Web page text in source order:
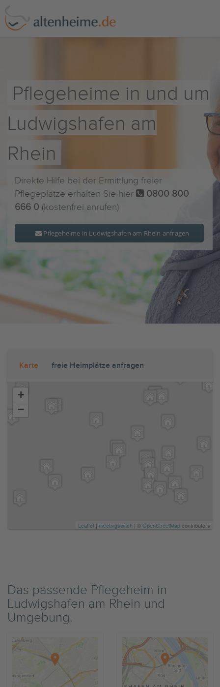
Pflegeheime in und um
Ludwigshafen am
Rhein
Direkte Hilfe bei der Ermittlung freier
Pflegeplätze erhalten Sie hier
0800 800
666 0 (kostenfrei anrufen)
Pflegeheime in Ludwigshafen am Rhein anfragen
Karte freie Heimplätze anfragen
+
−
Leaflet | meetingswitch | ©OpenStreetMapcontributors
Das passende Pflegeheim in
Ludwigshafen am Rhein und
Umgebung.